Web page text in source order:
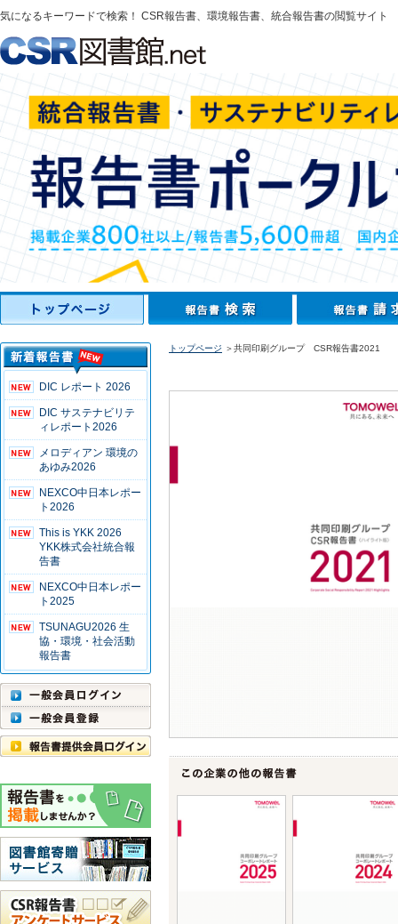
気になるキーワードで検索！ CSR報告書、環境報告書、統合報告書の閲覧サイト
DIC レポート 2026
DIC サステナビリテ
ィレポート2026
メロディアン 環境の
あゆみ2026
NEXCO中日本レポー
ト2026
This is YKK 2026
YKK株式会社統合報
告書
NEXCO中日本レポー
ト2025
TSUNAGU2026 生
協・環境・社会活動
報告書
トップページ ＞共同印刷グループ CSR報告書2021